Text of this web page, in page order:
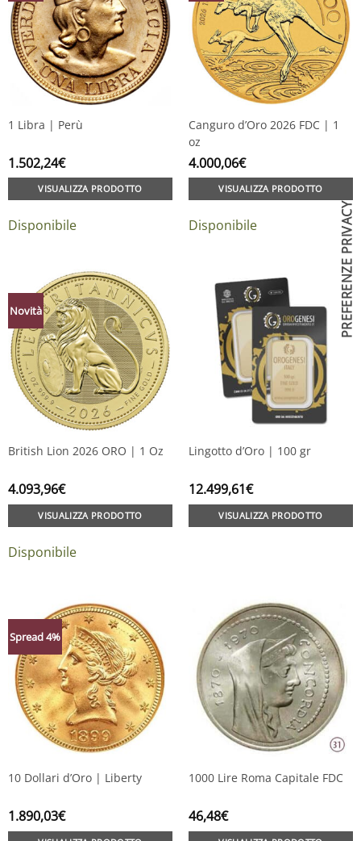
1 Libra | Perù
1.502,24€
VISUALIZZA PRODOTTO
Disponibile
Canguro d’Oro 2026 FDC | 1
oz
4.000,06€
VISUALIZZA PRODOTTO
Disponibile
Novità
British Lion 2026 ORO | 1 Oz
4.093,96€
VISUALIZZA PRODOTTO
Disponibile
Lingotto d’Oro | 100 gr
12.499,61€
VISUALIZZA PRODOTTO
Spread 4%
10 Dollari d’Oro | Liberty
1.890,03€
1000 Lire Roma Capitale FDC
46,48€